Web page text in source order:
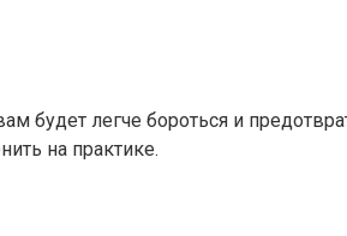
будет легче бороться и
на практике.